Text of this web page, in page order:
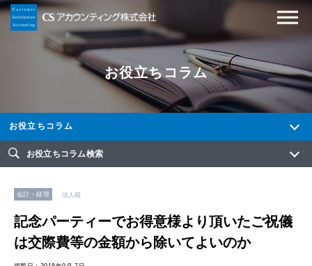
お役立ちコラム
お役立ちコラム
お役立ちコラム検索
会計・経理 法人税
記念パーティーでお得意様より頂いたご祝儀
は交際費等の金額から除いてよいのか